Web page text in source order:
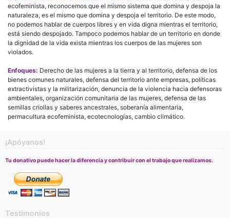
ecofeminista, reconocemos que el mismo sistema que domina y despoja la
naturaleza, es el mismo que domina y despoja el territorio. De este modo,
no podemos hablar de cuerpos libres y en vida digna mientras el territorio,
está siendo despojado. Tampoco podemos hablar de un territorio en donde
la dignidad de la vida exista mientras los cuerpos de las mujeres son
violados.
Enfoques: Derecho de las mujeres a la tierra y al territorio, defensa de los
bienes comunes naturales, defensa del territorio ante empresas, políticas
extractivistas y la militarización, denuncia de la violencia hacia defensoras
ambientales, organización comunitaria de las mujeres, defensa de las
semillas criollas y saberes ancestrales, soberanía alimentaria,
permacultura ecofeminista, ecotecnologías, cambio climático.
¡Apóyanos!
Tu donativo puede hacer la diferencia y contribuir con el trabajo que realizamos.
Testimonios